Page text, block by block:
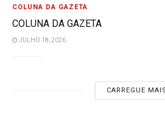
COLUNA DA GAZETA
COLUNA DA GAZETA
JULHO 18, 2026
CARREGUE MAIS